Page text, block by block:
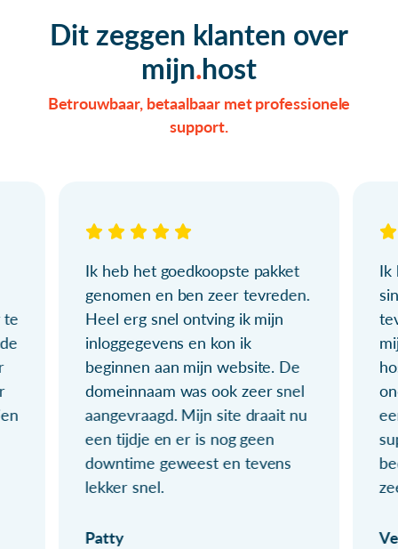
Dit zeggen klanten over
mijn host
Betrouwbaar, betaalbaar met professionele
support.
te
Ik heb het goedkoopste pakket
genomen en ben zeer tevreden.
Heel erg snel ontving ik mijn
inloggegevens en kon ik
beginnen aan mijn website. De
domeinnaam was ook zeer snel
aangevraagd. Mijn site draait nu
een tijdje en er is nog geen
downtime geweest en tevens
lekker snel.
Patty
Ik